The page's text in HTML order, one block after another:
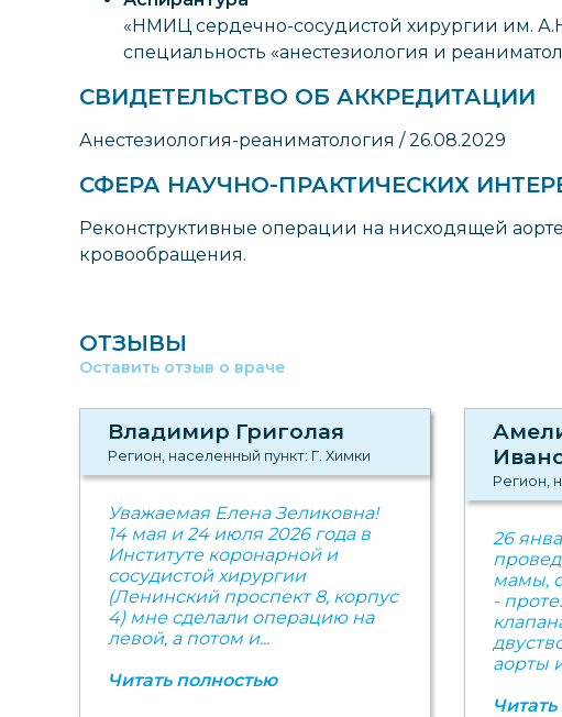
«НМИЦ сердечно-сосудистой хирургии им.
специальность «анестезиология и
СВИДЕТЕЛЬСТВО ОБ АККРЕДИТАЦИИ
Анестезиология-реаниматология / 26.08.2029
СФЕРА НАУЧНО-ПРАКТИЧЕСКИХ
Реконструктивные операции на нисходящей
кровообращения.
ОТЗЫВЫ
Оставить отзыв о враче
Владимир Григолая
Регион, населенный пункт: Г. Химки
Уважаемая Елена Зеликовна!
14 мая и 24 июля 2026 года в
Институте коронарной и
сосудистой хирургии
(Ленинский проспект 8, корпус
4) мне сделали операцию на
левой, а потом и...
Читать полностью
Регион,
26
мамы,
-
аорты